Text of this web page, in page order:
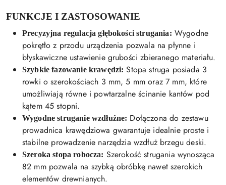
FUNKCJE I ZASTOSOWANIE
Precyzyjna regulacja głębokości strugania: Wygodne
pokrętło z przodu urządzenia pozwala na płynne i
błyskawiczne ustawienie grubości zbieranego materiału.
Szybkie fazowanie krawędzi: Stopa struga posiada 3
rowki o szerokościach 3 mm, 5 mm oraz 7 mm, które
umożliwiają równe i powtarzalne ścinanie kantów pod
kątem 45 stopni.
Wygodne struganie wzdłużne: Dołączona do zestawu
prowadnica krawędziowa gwarantuje idealnie proste i
stabilne prowadzenie narzędzia wzdłuż brzegu deski.
Szeroka stopa robocza: Szerokość strugania wynosząca
82 mm pozwala na szybką obróbkę nawet szerokich
elementów drewnianych.